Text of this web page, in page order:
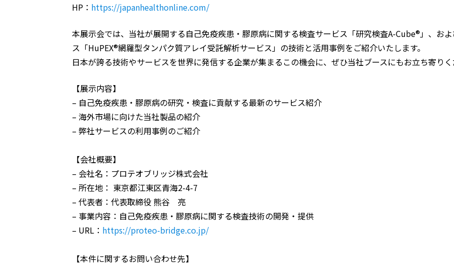
HP： https://japanhealthonline.com/
本展示会では、当社が展開する自己免疫疾患・膠原病に関する検査サービス「研究検査A-Cube®」、お
ス「HuPEX®網羅型タンパク質アレイ受託解析サービス」の技術と活用事例をご紹介いたします。
日本が誇る技術やサービスを世界に発信する企業が集まるこの機会に、ぜひ当社ブースにもお立ち寄り
【展示内容】
– 自己免疫疾患・膠原病の研究・検査に貢献する最新のサービス紹介
– 海外市場に向けた当社製品の紹介
– 弊社サービスの利用事例のご紹介
【会社概要】
– 会社名：プロテオブリッジ株式会社
– 所在地： 東京都江東区青海2-4-7
– 代表者：代表取締役 熊谷 亮
– 事業内容：自己免疫疾患・膠原病に関する検査技術の開発・提供
– URL： https://proteo-bridge.co.jp/
【本件に関するお問い合わせ先】